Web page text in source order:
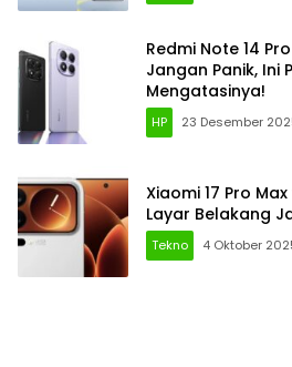
Redmi Note 14
Jangan Panik, Ini
Mengatasinya!
HP 23 Desember
Xiaomi 17 Pro
Layar Belakang
Tekno 4 Oktober